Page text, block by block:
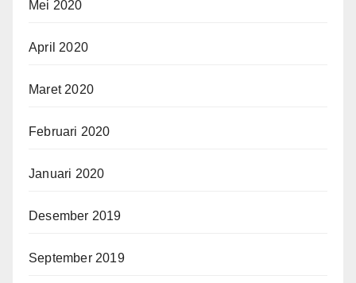
Mei 2020
April 2020
Maret 2020
Februari 2020
Januari 2020
Desember 2019
September 2019